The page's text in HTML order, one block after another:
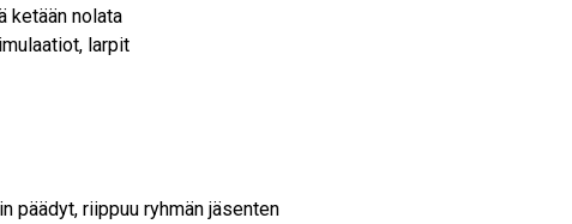
ketään nolata
larpit
päädyt, riippuu ryhmän jäsenten